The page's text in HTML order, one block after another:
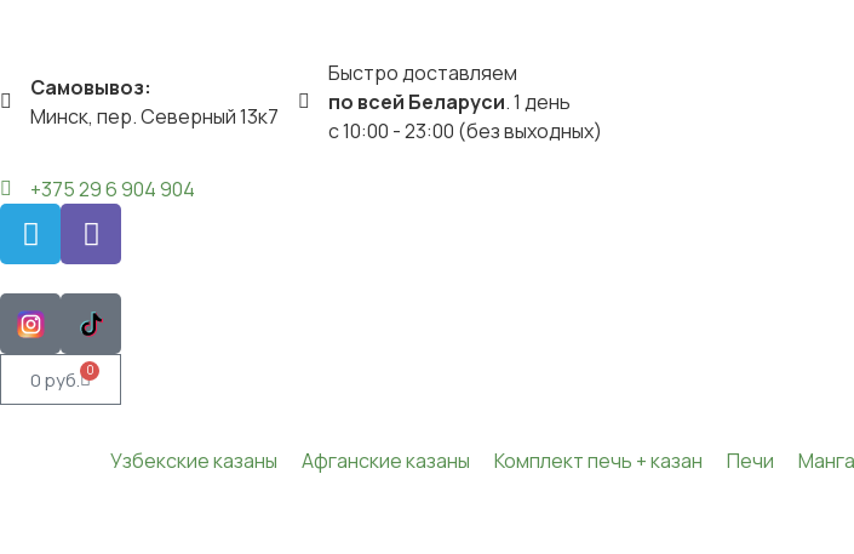
Самовывоз:
Минск, пер. Северный 13к7
Быстро доставляем
по всей Беларуси. 1 день
c 10:00 - 23:00 (без выходных)
+375 29 6 904 904
0руб. 0
Узбекские казаны Афганские казаны Комплект печь + казан Печи